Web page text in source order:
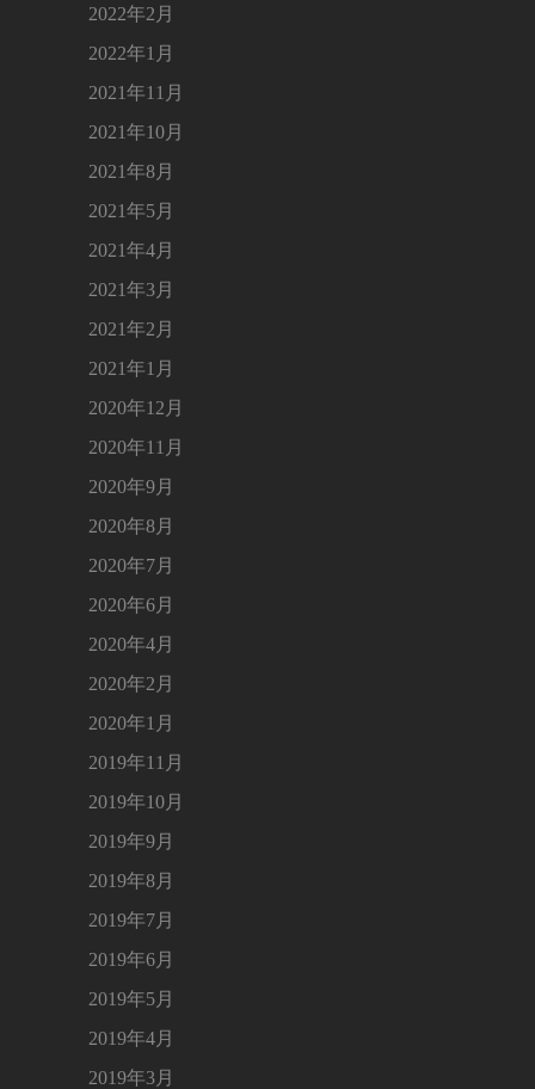
2022年2月
2022年1月
2021年11月
2021年10月
2021年8月
2021年5月
2021年4月
2021年3月
2021年2月
2021年1月
2020年12月
2020年11月
2020年9月
2020年8月
2020年7月
2020年6月
2020年4月
2020年2月
2020年1月
2019年11月
2019年10月
2019年9月
2019年8月
2019年7月
2019年6月
2019年5月
2019年4月
2019年3月